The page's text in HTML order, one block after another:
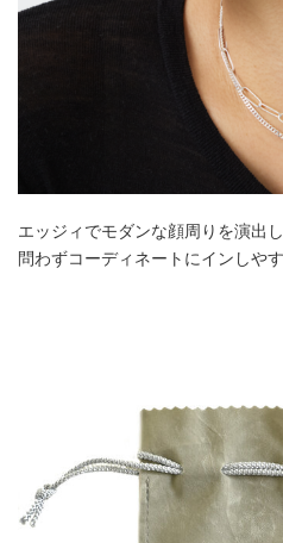
エッジィでモダンな顔周りを演出
問わずコーディネートにインしや